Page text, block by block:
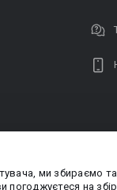
ми збираємо
на